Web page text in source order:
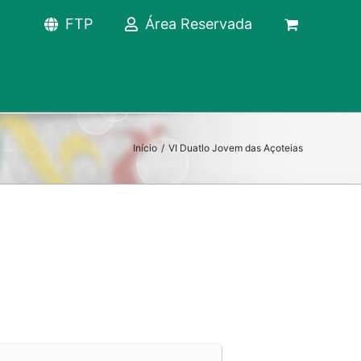
FTP Área Reservada
Início / VI Duatlo Jovem das Açoteias